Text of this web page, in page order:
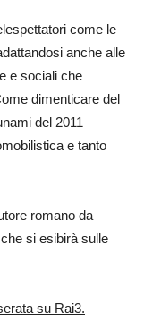
come le
anche alle
e sociali che
dimenticare del
del 2011
e tanto
romano da
si esibirà sulle
su Rai3.